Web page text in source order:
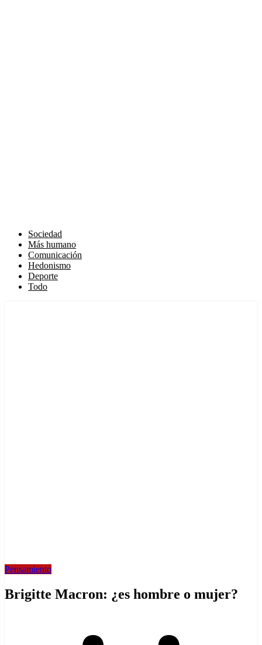
Sociedad
Más humano
Comunicación
Hedonismo
Deporte
Todo
Pensamiento
Brigitte Macron: ¿es hombre o mujer?